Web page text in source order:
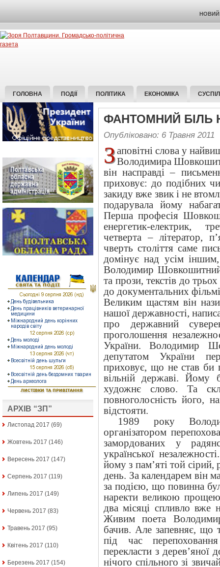
НОВИЙ
ГОЛОВНА ПОДІЇ ПОЛІТИКА ЕКОНОМІКА
АРХІВ “ЗП”
Листопад 2017 (69)
Жовтень 2017 (146)
Вересень 2017 (147)
Серпень 2017 (119)
Липень 2017 (149)
Червень 2017 (83)
Травень 2017 (95)
Квітень 2017 (110)
Березень 2017 (154)
ФАНТОМНИЙ БІЛЬ
Опубліковано: 6 Травня 2011
Заповітні слова у
Володимира
він насправді –
приховує: до подібних
закиду вже звик і не
подарувала йому
Перша професія
енергетик-електрик,
четверта – літератор,
чверть століття саме
домінує над усім
Володимир Шовкошитний
та прози, текстів до
до документальних
Великим щастям він
нашої державності,
про державний
проголошення
України. Володимир
депутатом України
приховує, що не став би
вільній державі. Йому
художнє слово. Та
повноголосність його,
відстояти.
1989 року
організатором
замордованих у
української
йому з пам’яті той
день. За календарем він
за подією, що повинна
наректи великою
два місяці спливло вже
Живим поета
бачив. Але запевняє, що
під час
перекласти з
нічого спільного зі